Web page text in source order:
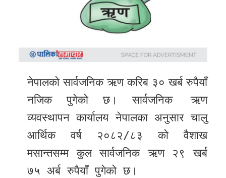
समाचार
unicode
स्थानीय
English
नेपालको सार्वजनिक ऋण करिब ३० खर्ब रुपैयाँ
नजिक पुगेको छ।सार्वजनिक ऋण
व्यवस्थापन कार्यालय नेपालका अनुसार चालु
आर्थिक वर्ष २०८२/८३ को वैशाख
मसान्तसम्म कुल सार्वजनिक ऋण २९ खर्ब
७५ अर्ब रुपैयाँ पुगेको छ।